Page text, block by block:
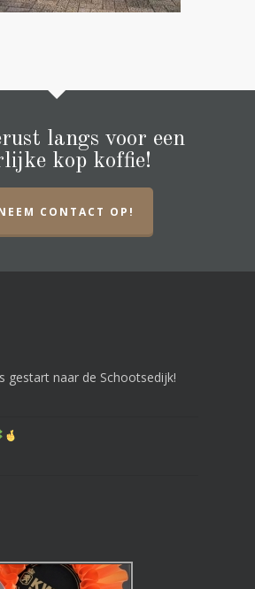
langs voor een
kop koffie!
CONTACT OP!
gestart naar de Schootsedijk!